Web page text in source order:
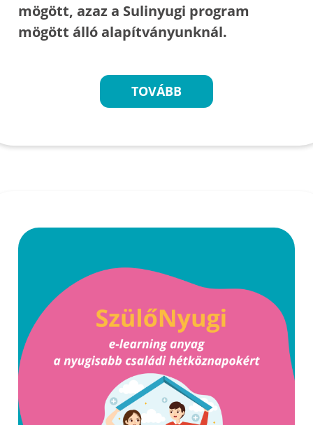
mögött, azaz a Sulinyugi program
mögött álló alapítványunknál.
TOVÁBB